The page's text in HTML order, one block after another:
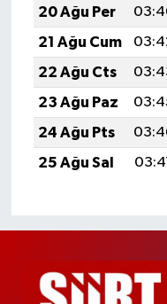
20 Ağu Per
21 Ağu Cum
22 Ağu Cts
23 Ağu Paz
24 Ağu Pts
25 Ağu Sal